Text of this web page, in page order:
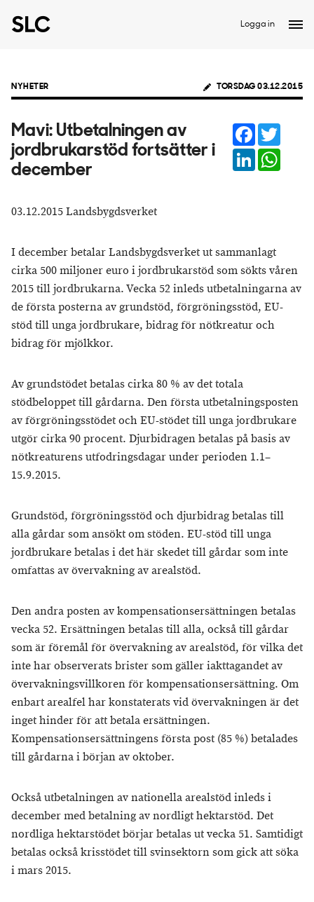
Logga in
NYHETER TORSDAG 03.12.2015
Mavi: ​Utbetalningen av
jordbrukarstöd fortsätter i
december
Facebook
LinkedIn
03.12.2015 Landsbygdsverket
I december betalar Landsbygdsverket ut sammanlagt
cirka 500 miljoner euro i jordbrukarstöd som sökts våren
2015 till jordbrukarna. Vecka 52 inleds utbetalningarna av
de första posterna av grundstöd, förgröningsstöd, EU-
stöd till unga jordbrukare, bidrag för nötkreatur och
bidrag för mjölkkor.
Av grundstödet betalas cirka 80 % av det totala
stödbeloppet till gårdarna. Den första utbetalningsposten
av förgröningsstödet och EU-stödet till unga jordbrukare
utgör cirka 90 procent. Djurbidragen betalas på basis av
nötkreaturens utfodringsdagar under perioden 1.1–
15.9.2015.
Grundstöd, förgröningsstöd och djurbidrag betalas till
alla gårdar som ansökt om stöden. EU-stöd till unga
jordbrukare betalas i det här skedet till gårdar som inte
omfattas av övervakning av arealstöd.
Den andra posten av kompensationsersättningen betalas
vecka 52. Ersättningen betalas till alla, också till gårdar
som är föremål för övervakning av arealstöd, för vilka det
inte har observerats brister som gäller iakttagandet av
övervakningsvillkoren för kompensationsersättning. Om
enbart arealfel har konstaterats vid övervakningen är det
inget hinder för att betala ersättningen.
Kompensationsersättningens första post (85 %) betalades
till gårdarna i början av oktober.
Också utbetalningen av nationella arealstöd inleds i
december med betalning av nordligt hektarstöd. Det
nordliga hektarstödet börjar betalas ut vecka 51. Samtidigt
betalas också krisstödet till svinsektorn som gick att söka
i mars 2015.